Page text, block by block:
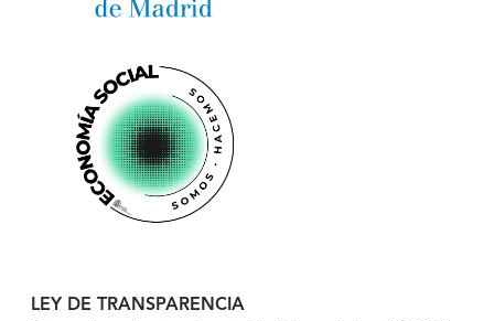
LEY DE TRANSPARENCIA